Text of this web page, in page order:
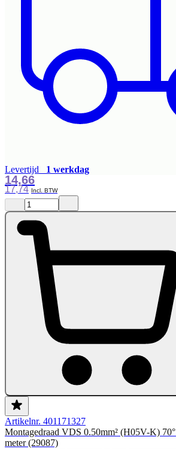
Levertijd 1 werkdag
17,74
14,66
Artikelnr. 401171327
Montagedraad VDS 0.50mm² (H05V-K)
meter (29087)